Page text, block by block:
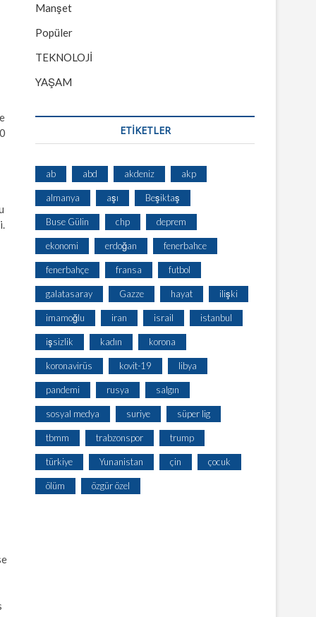
Manşet
Popüler
TEKNOLOJİ
YAŞAM
ETİKETLER
ab abd akdeniz akp
almanya aşı Beşiktaş
Buse Gülin chp deprem
ekonomi erdoğan fenerbahce
fenerbahçe fransa futbol
galatasaray Gazze hayat ilişki
imamoğlu iran israil istanbul
işsizlik kadın korona
koronavirüs kovit-19 libya
pandemi rusya salgın
sosyal medya suriye süper lig
tbmm trabzonspor trump
türkiye Yunanistan çin çocuk
ölüm özgür özel